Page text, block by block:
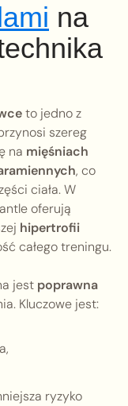
na
to jedno z
szereg
na mięśniach
, co
ciała. W
oferują
hipertrofii
całego treningu.
jest poprawna
Kluczowe jest:
ryzyko